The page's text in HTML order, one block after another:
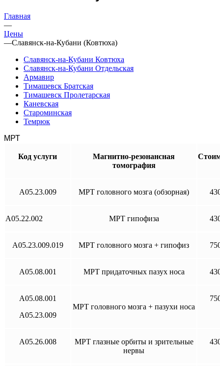
Главная
—
Цены
—Славянск-на-Кубани (Ковтюха)
Славянск-на-Кубани Ковтюха
Славянск-на-Кубани Отдельская
Армавир
Тимашевск Братская
Тимашевск Пролетарская
Каневская
Староминская
Темрюк
МРТ
Код услуги
Магнитно-резонансная
томография
A05.23.009 МРТ головного мозга (обзорная)
A05.22.002 МРТ гипофиза
A05.23.009.019 МРТ головного мозга + гипофиз
A05.08.001 МРТ придаточных пазух носа
A05.08.001
A05.23.009
МРТ головного мозга + пазухи носа
A05.26.008
МРТ глазные орбиты и зрительные
нервы